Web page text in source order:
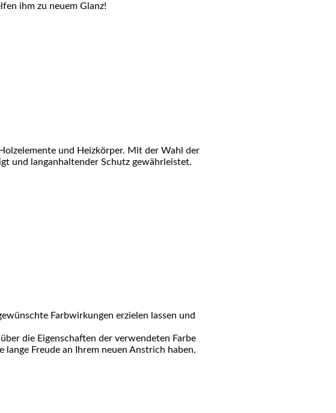
ihm zu neuem Glanz!
und Heizkörper. Mit der Wahl der
und langanhaltender Schutz gewährleistet.
Farbwirkungen erzielen lassen und
die Eigenschaften der verwendeten Farbe
Freude an Ihrem neuen Anstrich haben.